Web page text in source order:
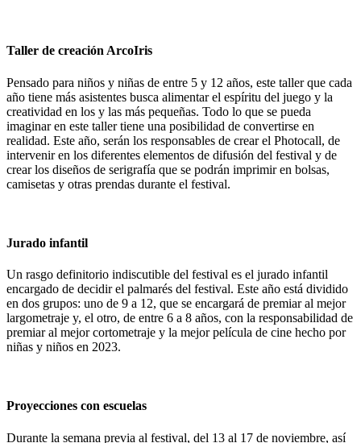
Taller de creación ArcoIris
Pensado para niños y niñas de entre 5 y 12 años, este taller que cada
año tiene más asistentes busca alimentar el espíritu del juego y la
creatividad en los y las más pequeñas. Todo lo que se pueda
imaginar en este taller tiene una posibilidad de convertirse en
realidad. Este año, serán los responsables de crear el Photocall, de
intervenir en los diferentes elementos de difusión del festival y de
crear los diseños de serigrafía que se podrán imprimir en bolsas,
camisetas y otras prendas durante el festival.
Jurado infantil
Un rasgo definitorio indiscutible del festival es el jurado infantil
encargado de decidir el palmarés del festival. Este año está dividido
en dos grupos: uno de 9 a 12, que se encargará de premiar al mejor
largometraje y, el otro, de entre 6 a 8 años, con la responsabilidad de
premiar al mejor cortometraje y la mejor película de cine hecho por
niñas y niños en 2023.
Proyecciones con escuelas
Durante la semana previa al festival, del 13 al 17 de noviembre, así